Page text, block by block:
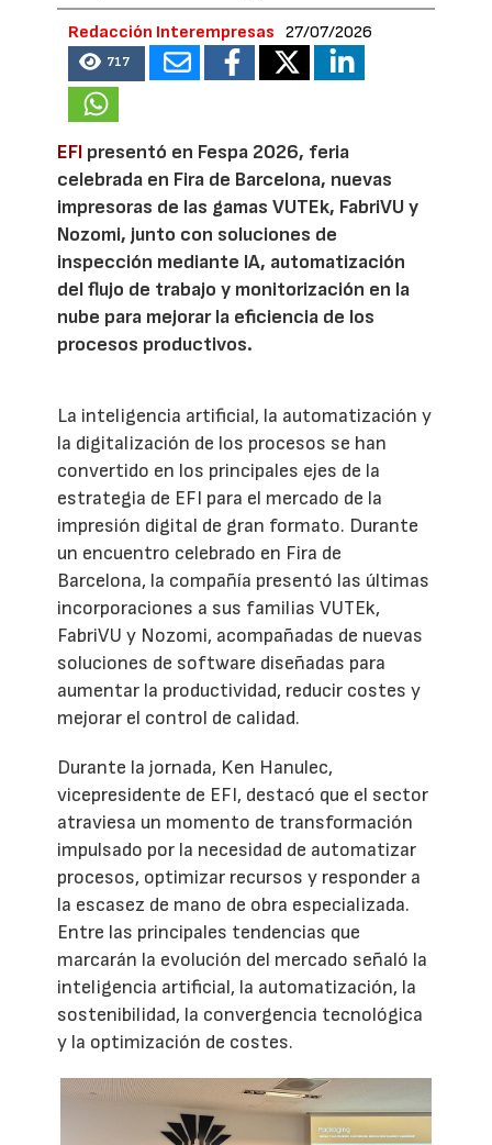
Redacción Interempresas 27/07/2026
717
EFI presentó en Fespa 2026, feria
celebrada en Fira de Barcelona, nuevas
impresoras de las gamas VUTEk, FabriVU y
Nozomi, junto con soluciones de
inspección mediante IA, automatización
del flujo de trabajo y monitorización en la
nube para mejorar la eficiencia de los
procesos productivos.
La inteligencia artificial, la automatización y
la digitalización de los procesos se han
convertido en los principales ejes de la
estrategia de EFI para el mercado de la
impresión digital de gran formato. Durante
un encuentro celebrado en Fira de
Barcelona, la compañía presentó las últimas
incorporaciones a sus familias VUTEk,
FabriVU y Nozomi, acompañadas de nuevas
soluciones de software diseñadas para
aumentar la productividad, reducir costes y
mejorar el control de calidad.
Durante la jornada, Ken Hanulec,
vicepresidente de EFI, destacó que el sector
atraviesa un momento de transformación
impulsado por la necesidad de automatizar
procesos, optimizar recursos y responder a
la escasez de mano de obra especializada.
Entre las principales tendencias que
marcarán la evolución del mercado señaló la
inteligencia artificial, la automatización, la
sostenibilidad, la convergencia tecnológica
y la optimización de costes.